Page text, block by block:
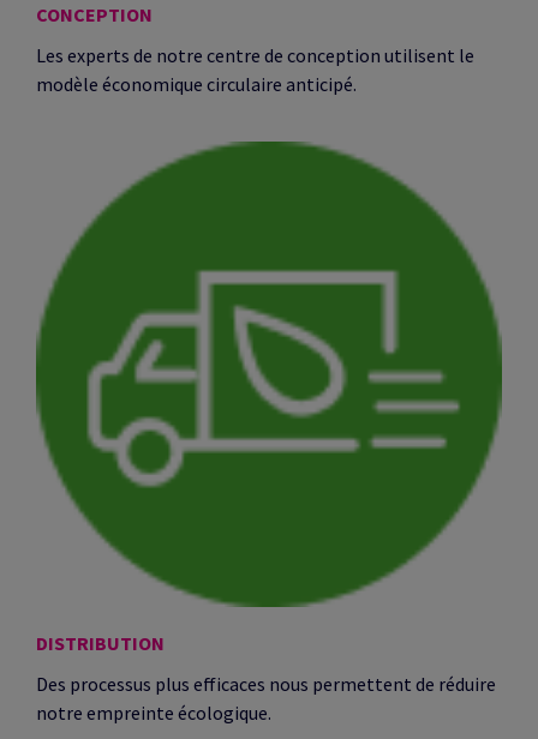
CONCEPTION
Les experts de notre centre de conception utilisent le
modèle économique circulaire anticipé.
DISTRIBUTION
Des processus plus efficaces nous permettent de réduire
notre empreinte écologique.